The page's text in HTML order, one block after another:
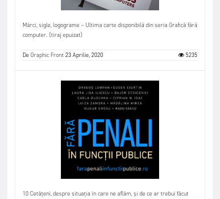
Mărci, sigle, logograme – Ultima carte disponibilă din seria Grafică fără
computer. (tiraj epuizat)
DeGraphic Front23 Aprilie, 2020 5235
10 Cetățeni, despre situația în care ne aflăm, și de ce ar trebui făcut